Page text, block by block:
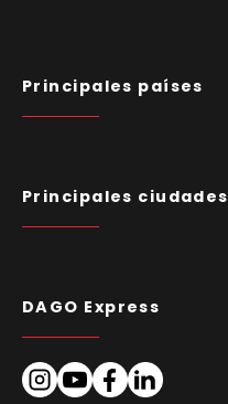
Principales países
Principales ciudades
DAGO Express